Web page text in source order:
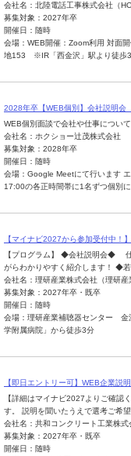
会社名：北陸電話工事株式会社（
募集対象：2027年卒
開催日：随時
会場：WEB開催：Zoom利用 対面
地153 ※IR「西金沢」駅より徒歩3
2028年卒【WEB個別】会社説明会
WEB個別面談で会社や仕事につい
会社名：ホクショー辻茂株式会社
募集対象：2028年卒
開催日：随時
会場：Google Meetにて行います
17:00の各正時間帯に1名ずつ個別に
【マイナビ2027から参加受付中！
【プログラム】 ◆会社説明会◆
がらわかりやすく紹介します！ ◆
会社名：理研産業株式会社（理研産
募集対象：2027年卒・既卒
開催日：随時
会場：理研産業補聴器センター 金
学附属病院」から徒歩3分
【即日エントリー可】WEB企業説
【詳細はマイナビ2027よりご確認
す。 説明を聞いたうえで選考ご希望
会社名：共和コンクリート工業株式
募集対象：2027年卒・既卒
開催日：随時